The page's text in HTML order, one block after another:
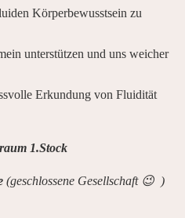
Körperbewusstsein zu
unterstützen und uns weicher
Erkundung von Fluidität
1.Stock
(geschlossene Gesellschaft 😉 )